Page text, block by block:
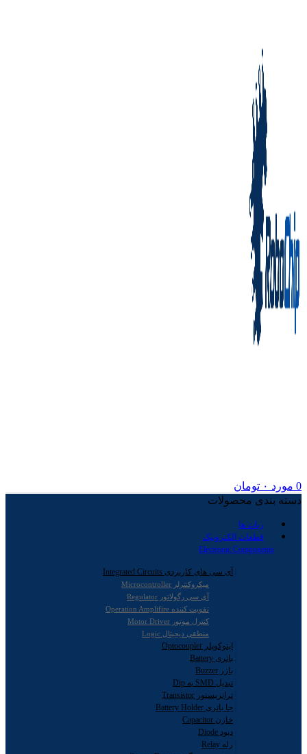
0 مورد ۰ تومان
دسته بندی محصولات
ربات ها
قطعات الکترونیک
Electronic Components
آی سی های کاربردی Integrated Circuits
میکروکنترلر Microcontroller
آی سی رگولاتور Regulator
تقویت کننده Operation Amplifire
کنترل موتور Motor Driver
منطقی دیجیتال Logic
اپتوکوپلر Optocoupler
باتری Battery
بازر Buzzer
تبدیل SMD به Dip
ترانزیستور Transistor
جا باتری Battery Holder
خازن Capacitor
دیود Diode
رله Relay